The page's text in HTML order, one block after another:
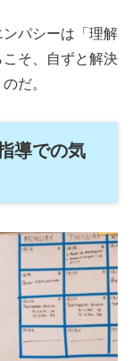
パシーは「理解
そ、自ずと解決
だ。
導での気